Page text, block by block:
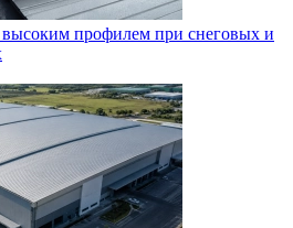
высоким профилем при снеговых и